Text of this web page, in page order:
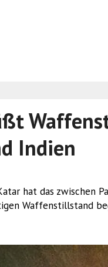
Indien
hat das zwischen
Waffenstillstand